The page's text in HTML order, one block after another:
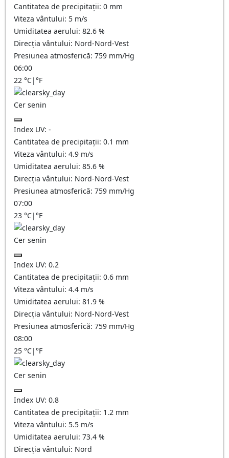
Cantitatea de precipitații: 0 mm
Viteza vântului: 5 m/s
Umiditatea aerului: 82.6 %
Direcția vântului: Nord-Nord-Vest
Presiunea atmosferică: 759 mm/Hg
06:00
22 °C|°F
Cer senin
Index UV: -
Cantitatea de precipitații: 0.1 mm
Viteza vântului: 4.9 m/s
Umiditatea aerului: 85.6 %
Direcția vântului: Nord-Nord-Vest
Presiunea atmosferică: 759 mm/Hg
07:00
23 °C|°F
Cer senin
Index UV: 0.2
Cantitatea de precipitații: 0.6 mm
Viteza vântului: 4.4 m/s
Umiditatea aerului: 81.9 %
Direcția vântului: Nord-Nord-Vest
Presiunea atmosferică: 759 mm/Hg
08:00
25 °C|°F
Cer senin
Index UV: 0.8
Cantitatea de precipitații: 1.2 mm
Viteza vântului: 5.5 m/s
Umiditatea aerului: 73.4 %
Direcția vântului: Nord